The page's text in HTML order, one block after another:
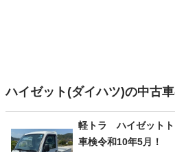
ハイゼット(ダイハツ)の中古
軽トラ ハイゼット
車検令和10年5月！